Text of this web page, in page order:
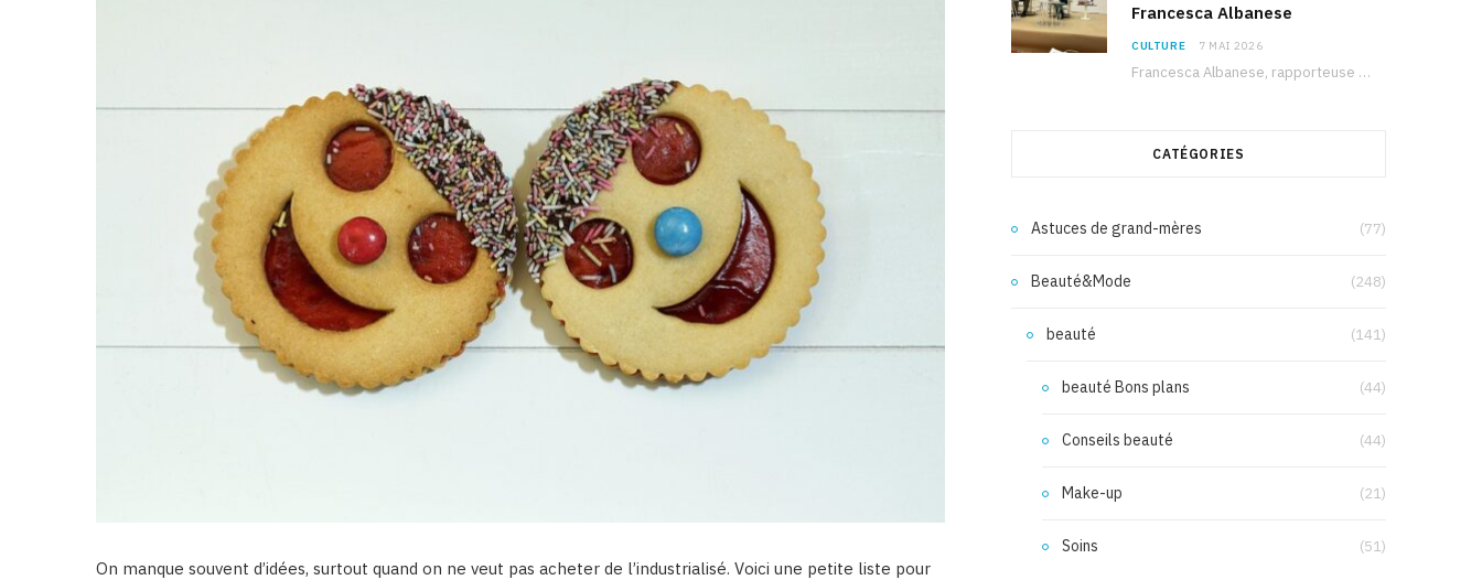
On manque souvent d’idées, surtout quand on ne veut pas acheter de l’industrialisé. Voici une petite liste pour
Francesca Albanese
CULTURE 7 MAI 2026
Francesca Albanese, rapporteuse spéciale de l’ONU sur les territoires palestiniens occupés, était à Tunis pour…
CATÉGORIES
Astuces de grand-mères (77)
Beauté&Mode (248)
beauté (141)
beauté Bons plans (44)
Conseils beauté (44)
Make-up (21)
Soins (51)